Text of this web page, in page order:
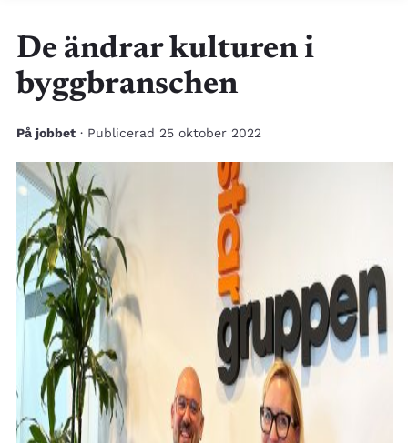
De ändrar kulturen i
byggbranschen
På jobbet · Publicerad 25 oktober 2022